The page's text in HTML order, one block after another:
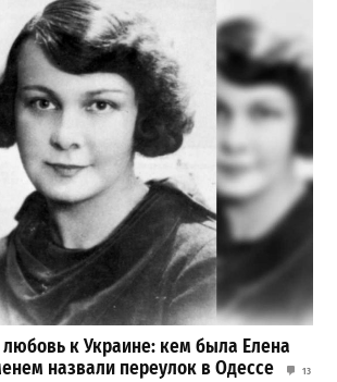
любовь к Украине: кем была Елена
назвали переулок в Одессе
13